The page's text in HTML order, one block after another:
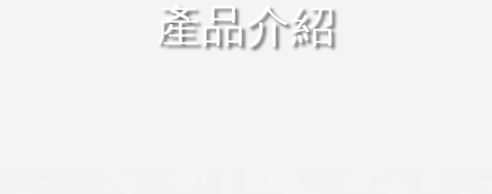
產品介紹